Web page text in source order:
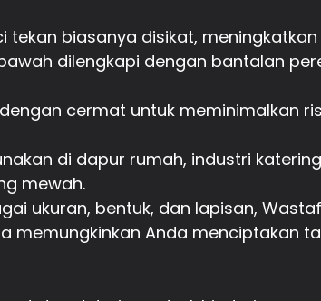
tekan biasanya disikat,
dilengkapi dengan bantalan
cermat untuk meminimalkan
di dapur rumah, industri
mewah.
ukuran, bentuk, dan lapisan,
memungkinkan Anda menciptakan